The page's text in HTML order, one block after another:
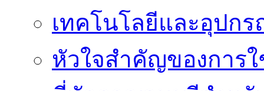
เทคโนโลยีและอุปก
หัวใจสำคัญของการ